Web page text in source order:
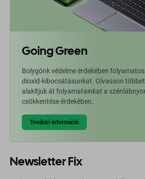
Going Green
Bolygónk védelme érdekében
dioxid-kibocsátásunkat. Olvasson
alakítjuk át folyamatainkat a
csökkentése érdekében.
További információ
Newsletter Fix